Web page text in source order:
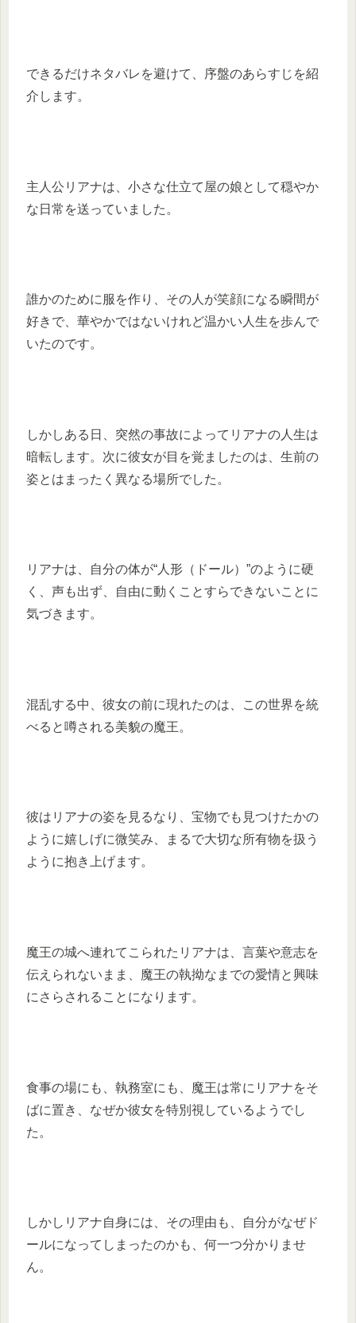
できるだけネタバレを避けて、序盤のあらすじを紹
介します。
主人公リアナは、小さな仕立て屋の娘として穏やか
な日常を送っていました。
誰かのために服を作り、その人が笑顔になる瞬間が
好きで、華やかではないけれど温かい人生を歩んで
いたのです。
しかしある日、突然の事故によってリアナの人生は
暗転します。次に彼女が目を覚ましたのは、生前の
姿とはまったく異なる場所でした。
リアナは、自分の体が“人形（ドール）”のように硬
く、声も出ず、自由に動くことすらできないことに
気づきます。
混乱する中、彼女の前に現れたのは、この世界を統
べると噂される美貌の魔王。
彼はリアナの姿を見るなり、宝物でも見つけたかの
ように嬉しげに微笑み、まるで大切な所有物を扱う
ように抱き上げます。
魔王の城へ連れてこられたリアナは、言葉や意志を
伝えられないまま、魔王の執拗なまでの愛情と興味
にさらされることになります。
食事の場にも、執務室にも、魔王は常にリアナをそ
ばに置き、なぜか彼女を特別視しているようでし
た。
しかしリアナ自身には、その理由も、自分がなぜド
ールになってしまったのかも、何一つ分かりませ
ん。